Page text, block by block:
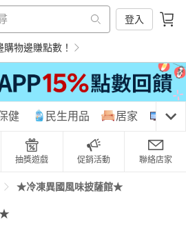
登入
物邊賺點數！
養生保健 民生用品
健 民生用品 居家 3C
抽獎遊戲 促銷活動 聯絡店家
★冷凍異國風味披薩館★
★